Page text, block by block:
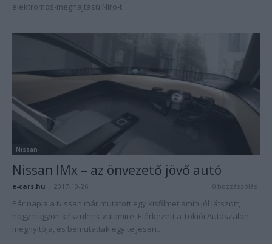
elektromos-meghajtású Niro-t.
Nissan
Nissan IMx – az önvezető jövő autó
e-cars.hu 2017-10-26 0 hozzászólás
Pár napja a Nissan már mutatott egy kisfilmet amin jól látszott,
hogy nagyon készülnek valamire. Elérkezett a Tokiói Autószalon
megnyitója, és bemutattak egy teljesen...